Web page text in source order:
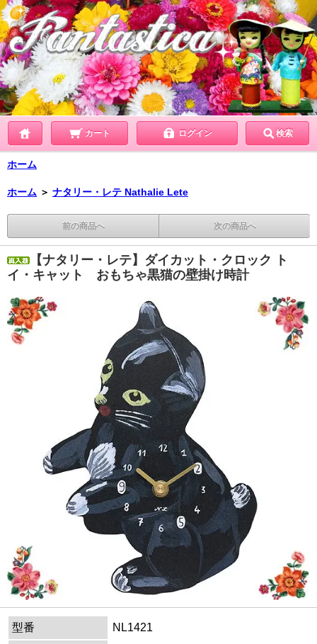
カート ログイン 検索
ホーム
ホーム ＞ ナタリー・レテ Nathalie Lete
前の商品へ 次の商品へ
【ナタリー・レテ】ダイカット・クロック ト
イ・キャット おもちゃ黒猫の壁掛け時計
型番
NL1421